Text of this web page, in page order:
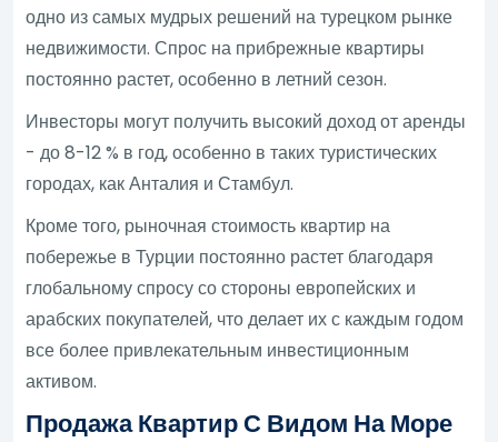
одно из самых мудрых решений на турецком рынке
недвижимости. Спрос на прибрежные квартиры
постоянно растет, особенно в летний сезон.
Инвесторы могут получить высокий доход от аренды
- до 8-12 % в год, особенно в таких туристических
городах, как Анталия и Стамбул.
Кроме того, рыночная стоимость квартир на
побережье в Турции постоянно растет благодаря
глобальному спросу со стороны европейских и
арабских покупателей, что делает их с каждым годом
все более привлекательным инвестиционным
активом.
Продажа Квартир С Видом На Море